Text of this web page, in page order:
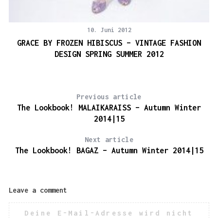
10. Juni 2012
GRACE BY FROZEN HIBISCUS – VINTAGE FASHION
DESIGN SPRING SUMMER 2012
Previous article
The Lookbook! MALAIKARAISS – Autumn Winter
2014|15
Next article
The Lookbook! BAGAZ – Autumn Winter 2014|15
Leave a comment
Deine E-Mail-Adresse wird nicht